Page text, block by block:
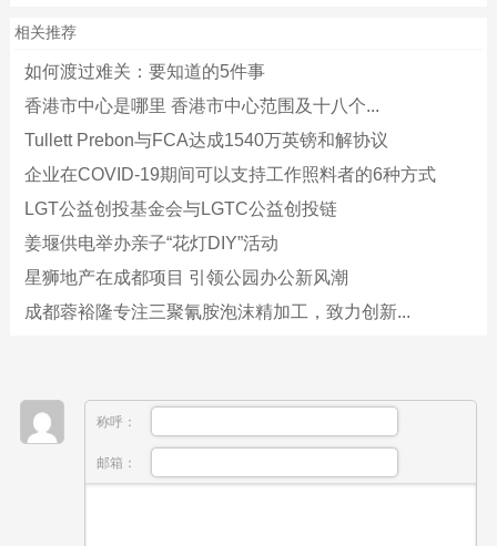
相关推荐
如何渡过难关：要知道的5件事
香港市中心是哪里 香港市中心范围及十八个...
Tullett Prebon与FCA达成1540万英镑和解协议
企业在COVID-19期间可以支持工作照料者的6种方式
LGT公益创投基金会与LGTC公益创投链
姜堰供电举办亲子“花灯DIY”活动
星狮地产在成都项目 引领公园办公新风潮
成都蓉裕隆专注三聚氰胺泡沫精加工，致力创新...
称呼：
邮箱：